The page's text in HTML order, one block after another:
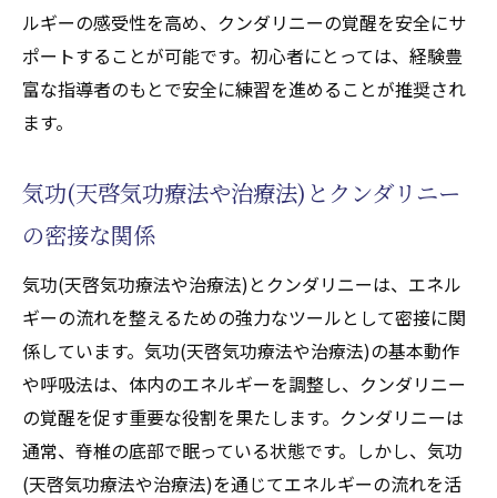
スとクンダリニーのつながり
ストレス解消とクンダリニー覚醒の関係
リラックスした気功(天啓気功療法や治療法)
ン技術
気功(天啓気功療法や治療法)を用いたリラク
気功(天啓気功療法や治療法)でリラックスし
クンダリニーを活性化する
気功(天啓気功療法や治療法)を通じた内なるエ
ネルギーのバランスとクンダリニー覚醒
エネルギーバランスを整える気功(天啓気功
療法や治療法)の役割
ルギーの感受性を高め、クンダリニーの覚醒を安全にサ
ポートすることが可能です。初心者にとっては、経験豊
富な指導者のもとで安全に練習を進めることが推奨され
ます。
気功(天啓気功療法や治療法)とクンダリニー
の密接な関係
気功(天啓気功療法や治療法)とクンダリニーは、エネル
ギーの流れを整えるための強力なツールとして密接に関
係しています。気功(天啓気功療法や治療法)の基本動作
や呼吸法は、体内のエネルギーを調整し、クンダリニー
の覚醒を促す重要な役割を果たします。クンダリニーは
通常、脊椎の底部で眠っている状態です。しかし、気功
(天啓気功療法や治療法)を通じてエネルギーの流れを活